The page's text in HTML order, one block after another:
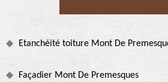
Etanchéité toiture Mont De
Façadier Mont De Premesques